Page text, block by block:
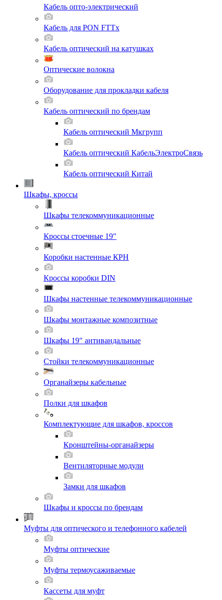
Кабель опто-электрический
Кабель для PON FTTx
Кабель оптический на катушках
Оптические волокна
Оборудование для прокладки кабеля
Кабель оптический по брендам
Кабель оптический Мкгрупп
Кабель оптический КабельЭлектроСвязь
Кабель оптический Китай
Шкафы, кроссы
Шкафы телекоммуникационные
Кроссы стоечные 19"
Коробки настенные КРН
Кроссы коробки DIN
Шкафы настенные телекоммуникационные
Шкафы монтажные композитные
Шкафы 19" антивандальные
Стойки телекоммуникационные
Органайзеры кабельные
Полки для шкафов
Комплектующие для шкафов, кроссов
Кронштейны-органайзеры
Вентиляторные модули
Замки для шкафов
Шкафы и кроссы по брендам
Муфты для оптического и телефонного кабелей
Муфты оптические
Муфты термоусаживаемые
Кассеты для муфт